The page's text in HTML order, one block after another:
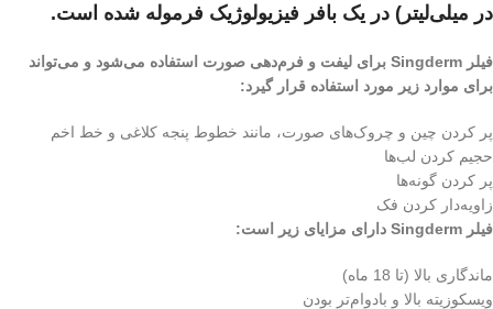
در میلی‌لیتر) در یک بافر فیزیولوژیک فرموله شده است.
فیلر Singderm برای لیفت و فرم‌دهی صورت استفاده می‌شود و می‌تواند
برای موارد زیر مورد استفاده قرار گیرد:
پر کردن چین و چروک‌های صورت، مانند خطوط پنجه کلاغی و خط اخم
حجیم کردن لب‌ها
پر کردن گونه‌ها
زاویه‌دار کردن فک
فیلر Singderm دارای مزایای زیر است:
ماندگاری بالا (تا 18 ماه)
ویسکوزیته بالا و بادوام‌تر بودن